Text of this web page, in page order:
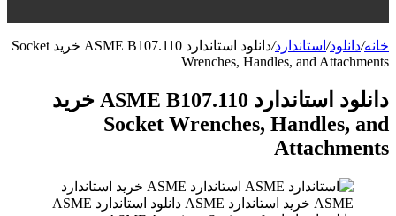
برای
خانه/دانلود/ استاندارد/
دانلود استاندارد ASME B107.110 خرید Socket
Wrenches, Handles, and Attachments
دانلود استاندارد ASME B107.110 خرید
Socket Wrenches, Handles, and
Attachments